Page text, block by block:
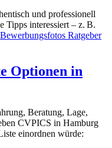
und professionell
Tipps interessiert – z. B.
Bewerbungsfotos Ratgeber
Optionen in
Beratung, Lage,
CVPICS in Hamburg
einordnen würde: